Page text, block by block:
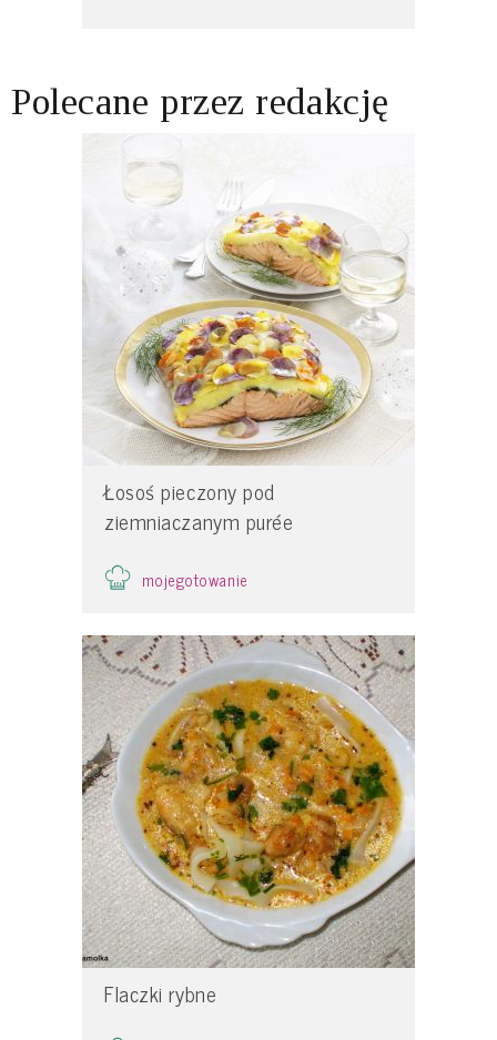
Polecane przez redakcję
Łosoś pieczony pod
ziemniaczanym purée
mojegotowanie
Flaczki rybne